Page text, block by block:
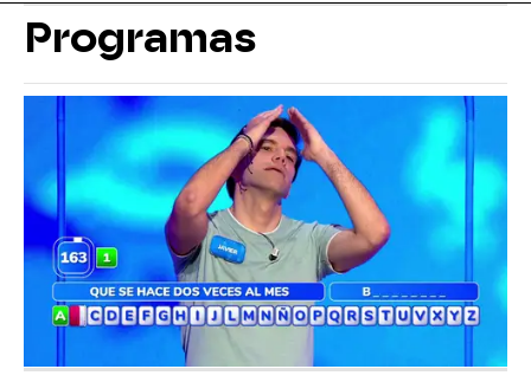
Programas